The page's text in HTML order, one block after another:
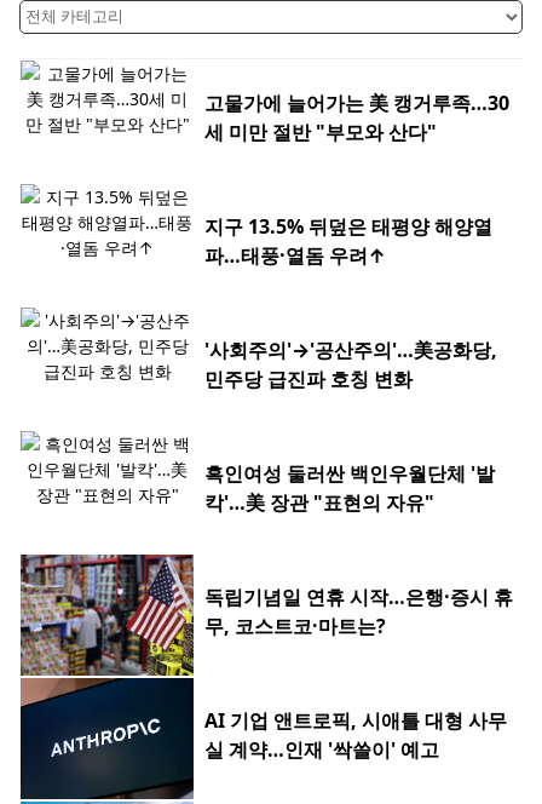
고물가에 늘어가는 美 캥거루족…30
세 미만 절반 "부모와 산다"
지구 13.5% 뒤덮은 태평양 해양열
파…태풍·열돔 우려↑
'사회주의'→'공산주의'…美공화당,
민주당 급진파 호칭 변화
흑인여성 둘러싼 백인우월단체 '발
칵'…美 장관 "표현의 자유"
독립기념일 연휴 시작…은행·증시 휴
무, 코스트코·마트는?
AI 기업 앤트로픽, 시애틀 대형 사무
실 계약…인재 '싹쓸이' 예고